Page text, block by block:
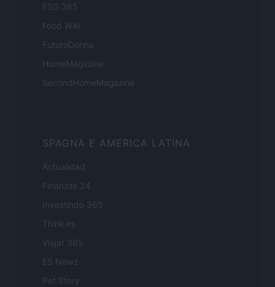
ESG 365
Food Wiki
FuturoDonna
HomeMagazine
SecondHomeMagazine
SPAGNA E AMERICA LATINA
Actualidad
Finanzas 24
Investindo 365
Think.es
Viajar 365
ES Newz
Pet Story